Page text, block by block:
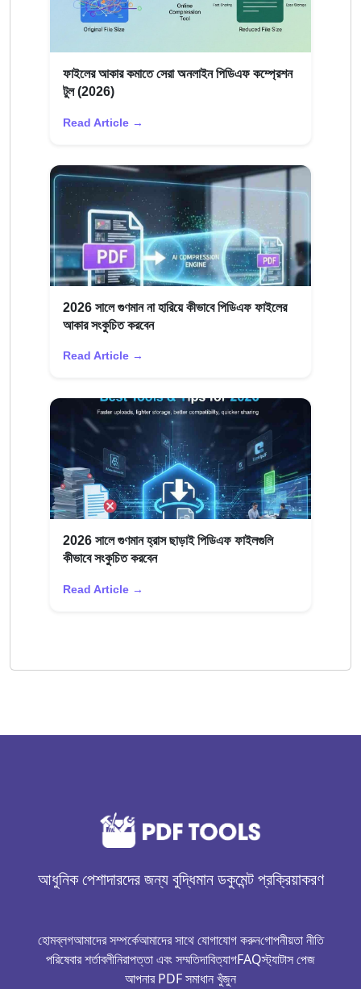
ফাইলের আকার কমাতে সেরা অনলাইন পিডিএফ কম্প্রেশন
টুল (2026)
Read Article →
2026 সালে গুণমান না হারিয়ে কীভাবে পিডিএফ ফাইলের
আকার সংকুচিত করবেন
Read Article →
2026 সালে গুণমান হ্রাস ছাড়াই পিডিএফ ফাইলগুলি
কীভাবে সংকুচিত করবেন
Read Article →
আধুনিক পেশাদারদের জন্য বুদ্ধিমান ডকুমেন্ট প্রক্রিয়াকরণ
হোমব্লগআমাদের সম্পর্কেআমাদের সাথে যোগাযোগ করুনগোপনীয়তা নীতি
পরিষেবার শর্তাবলীনিরাপত্তা এবং সম্মতিদাবিত্যাগFAQস্ট্যাটাস পেজ
আপনার PDF সমাধান খুঁজুন